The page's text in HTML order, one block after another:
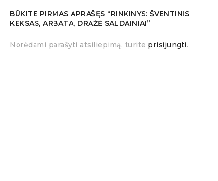
BŪKITE PIRMAS APRAŠĘS “RINKINYS: ŠVENTINIS
KEKSAS, ARBATA, DRAŽĖ SALDAINIAI”
Norėdami parašyti atsiliepimą, turite prisijungti.